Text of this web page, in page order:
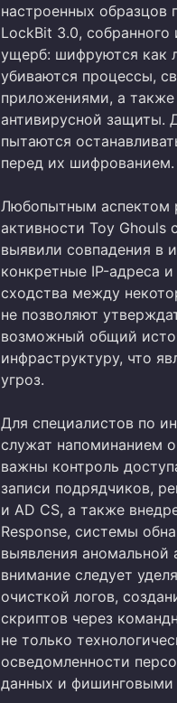
настроенных образцов
LockBit 3.0,
ущерб: шифруются как
убиваются процессы,
приложениями, а также
антивирусной защиты.
пытаются
перед их шифрованием.
Любопытным аспектом
активности Toy Ghouls
выявили совпадения в
конкретные IP-адреса
сходства между
не позволяют
возможный общий
инфраструктуру, что
угроз.
Для специалистов по
служат напоминанием
важны контроль
записи подрядчиков,
и AD CS, а также
Response, системы
выявления аномальной
внимание следует
очисткой логов,
скриптов через
не только
осведомленности
данных и фишинговыми